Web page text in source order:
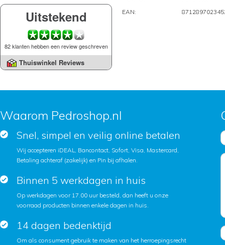
Uitstekend
82 klanten hebben een review geschreven
Thuiswinkel Reviews
EAN:
Waarom Pedroshop.nl
Snel, simpel en veilig online betalen
Wij accepteren iDEAL, Bancontact, Sofort, Visa, Mastercard,
Betaling achteraf (zakelijk) en Pin bij afhalen.
Binnen 5 werkdagen in huis
Op werkdagen voor 17.00 uur besteld, dan heeft u onze
voorraad producten binnen enkele dagen in huis.
14 dagen bedenktijd
Om als consument gebruik te maken van het herroepingsrecht